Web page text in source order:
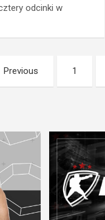
odcinki w
Previous 1